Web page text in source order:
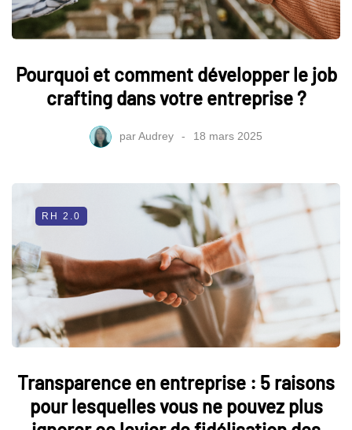
Pourquoi et comment développer le job
crafting dans votre entreprise ?
parAudrey 18 mars 2025
RH 2.0
Transparence en entreprise : 5 raisons
pour lesquelles vous ne pouvez plus